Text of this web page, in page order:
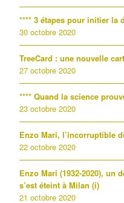
**** 3 étapes pour initier la
30 octobre 2020
TreeCard : une nouvelle
27 octobre 2020
**** Quand la science
23 octobre 2020
Enzo Mari, l’incorruptible
22 octobre 2020
Enzo Mari (1932-2020), un
s’est éteint à Milan (i)
21 octobre 2020